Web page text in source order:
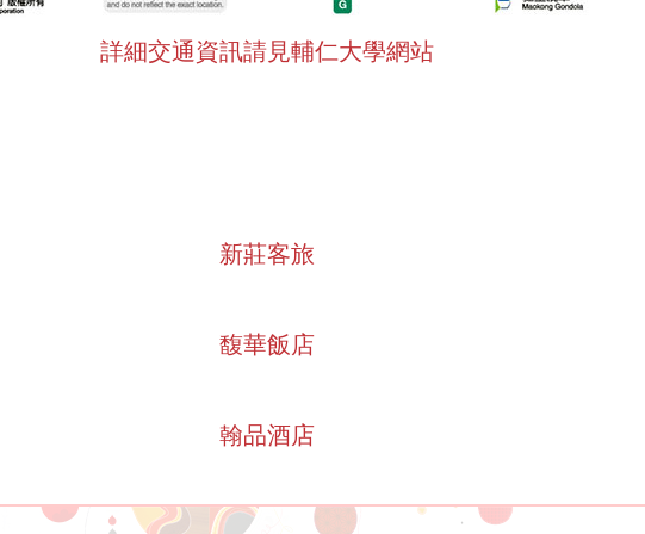
詳細交通資訊請見輔仁大學網站
新莊客旅
馥華飯店
翰品酒店